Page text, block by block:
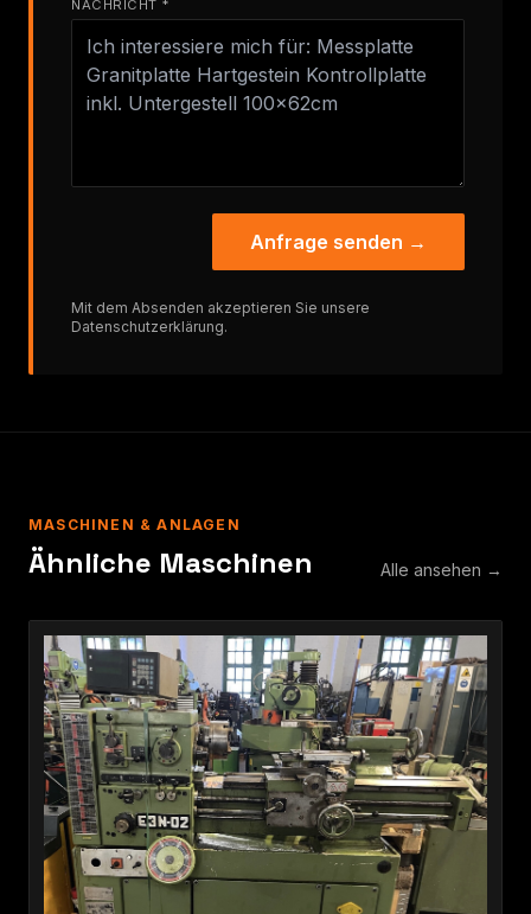
NACHRICHT *
Anfrage senden →
Mit dem Absenden akzeptieren Sie unsere
Datenschutzerklärung.
MASCHINEN & ANLAGEN
Ähnliche Maschinen Alle ansehen →